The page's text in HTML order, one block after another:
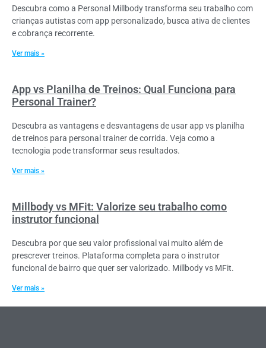
Descubra como a Personal Millbody transforma seu trabalho com
crianças autistas com app personalizado, busca ativa de clientes
e cobrança recorrente.
Ver mais »
App vs Planilha de Treinos: Qual Funciona para
Personal Trainer?
Descubra as vantagens e desvantagens de usar app vs planilha
de treinos para personal trainer de corrida. Veja como a
tecnologia pode transformar seus resultados.
Ver mais »
Millbody vs MFit: Valorize seu trabalho como
instrutor funcional
Descubra por que seu valor profissional vai muito além de
prescrever treinos. Plataforma completa para o instrutor
funcional de bairro que quer ser valorizado. Millbody vs MFit.
Ver mais »